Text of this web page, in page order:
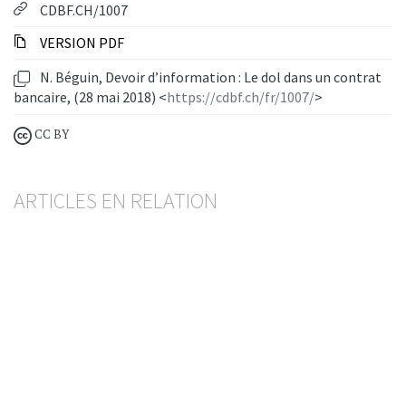
CDBF.CH/1007
VERSION PDF
N. Béguin, Devoir d’information : Le dol dans un contrat
bancaire, (28 mai 2018) <https://cdbf.ch/fr/1007/>
CC BY
ARTICLES EN RELATION